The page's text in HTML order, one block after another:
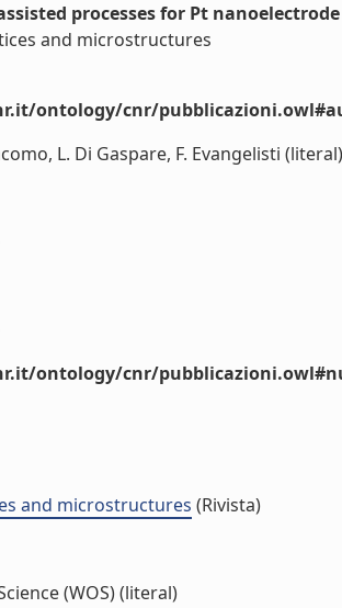
processes for Pt
and microstructures
ontology/cnr/
L. Di Gaspare, F. Evangelisti (literal)
ontology/cnr/
and microstructures (Rivista)
(WOS) (literal)